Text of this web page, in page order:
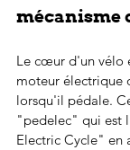
mécanisme
Le cœur d'un vélo
moteur électrique
lorsqu'il pédale.
"pedelec" qui est
Electric Cycle" en